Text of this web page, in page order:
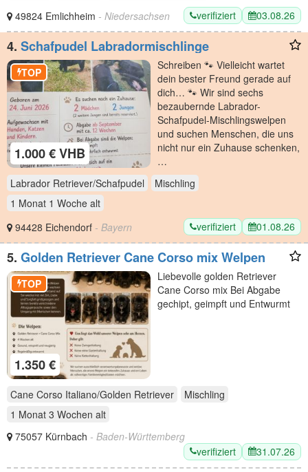
49824 Emlichheim - Niedersachsen verifiziert 03.08.26
4. Schafpudel Labradormischlinge
1.000 € VHB
TOP
Schreiben 🐾 Vielleicht wartet
dein bester Freund gerade auf
dich… 🐾 Wir sind sechs
bezaubernde Labrador-
Schafpudel-Mischlingswelpen
und suchen Menschen, die uns
nicht nur ein Zuhause schenken,
…
Labrador Retriever/Schafpudel
Mischling
1 Monat 1 Woche alt
94428 Eichendorf - Bayern verifiziert 01.08.26
5. Golden Retriever Cane Corso mix Welpen
1.350 €
TOP
Liebevolle golden Retriever
Cane Corso mix Bei Abgabe
gechipt, geimpft und Entwurmt
Cane Corso Italiano/Golden Retriever
Mischling
1 Monat 3 Wochen alt
75057 Kürnbach - Baden-Württemberg
verifiziert
31.07.26